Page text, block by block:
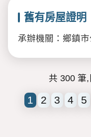
舊有房屋證明
承辦機關：鄉鎮
共 300 筆
1 2 3 4 5